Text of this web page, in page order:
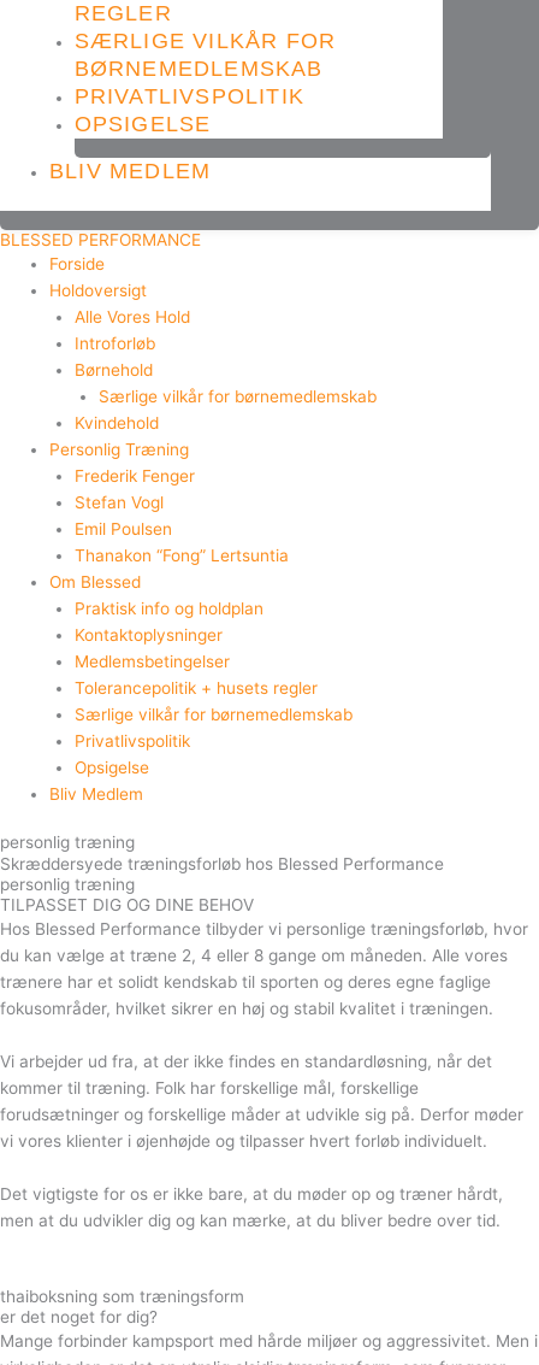
REGLER
SÆRLIGE VILKÅR FOR
BØRNEMEDLEMSKAB
PRIVATLIVSPOLITIK
OPSIGELSE
BLIV MEDLEM
BLESSED PERFORMANCE
Forside
Holdoversigt
Alle Vores Hold
Introforløb
Børnehold
Særlige vilkår for børnemedlemskab
Kvindehold
Personlig Træning
Frederik Fenger
Stefan Vogl
Emil Poulsen
Thanakon “Fong” Lertsuntia
Om Blessed
Praktisk info og holdplan
Kontaktoplysninger
Medlemsbetingelser
Tolerancepolitik + husets regler
Særlige vilkår for børnemedlemskab
Privatlivspolitik
Opsigelse
Bliv Medlem
personlig træning
Skræddersyede træningsforløb hos Blessed Performance
personlig træning
TILPASSET DIG OG DINE BEHOV
Hos Blessed Performance tilbyder vi personlige træningsforløb, hvor
du kan vælge at træne 2, 4 eller 8 gange om måneden. Alle vores
trænere har et solidt kendskab til sporten og deres egne faglige
fokusområder, hvilket sikrer en høj og stabil kvalitet i træningen.
Vi arbejder ud fra, at der ikke findes en standardløsning, når det
kommer til træning. Folk har forskellige mål, forskellige
forudsætninger og forskellige måder at udvikle sig på. Derfor møder
vi vores klienter i øjenhøjde og tilpasser hvert forløb individuelt.
Det vigtigste for os er ikke bare, at du møder op og træner hårdt,
men at du udvikler dig og kan mærke, at du bliver bedre over tid.
thaiboksning som træningsform
er det noget for dig?
Mange forbinder kampsport med hårde miljøer og aggressivitet. Men i